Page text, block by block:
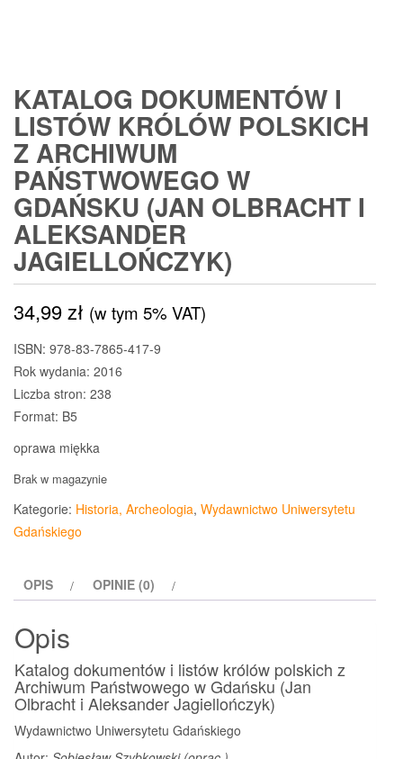
KATALOG DOKUMENTÓW I
LISTÓW KRÓLÓW POLSKICH
Z ARCHIWUM
PAŃSTWOWEGO W
GDAŃSKU (JAN OLBRACHT I
ALEKSANDER
JAGIELLOŃCZYK)
34,99zł (w tym 5% VAT)
ISBN: 978-83-7865-417-9
Rok wydania: 2016
Liczba stron: 238
Format: B5
oprawa miękka
Brak w magazynie
Kategorie: Historia, Archeologia, Wydawnictwo Uniwersytetu
Gdańskiego
OPIS OPINIE (0)
Opis
Katalog dokumentów i listów królów polskich z
Archiwum Państwowego w Gdańsku (Jan
Olbracht i Aleksander Jagiellończyk)
Wydawnictwo Uniwersytetu Gdańskiego